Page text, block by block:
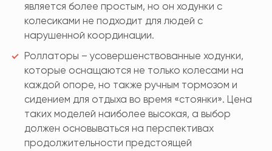
является более простым, но он ходунки с
колесиками не подходит для людей с
нарушенной координации.
Роллаторы – усовершенствованные ходунки,
которые оснащаются не только колесами на
каждой опоре, но также ручным тормозом и
сидением для отдыха во время «стоянки». Цена
таких моделей наиболее высокая, а выбор
должен основываться на перспективах
продолжительности предстоящей